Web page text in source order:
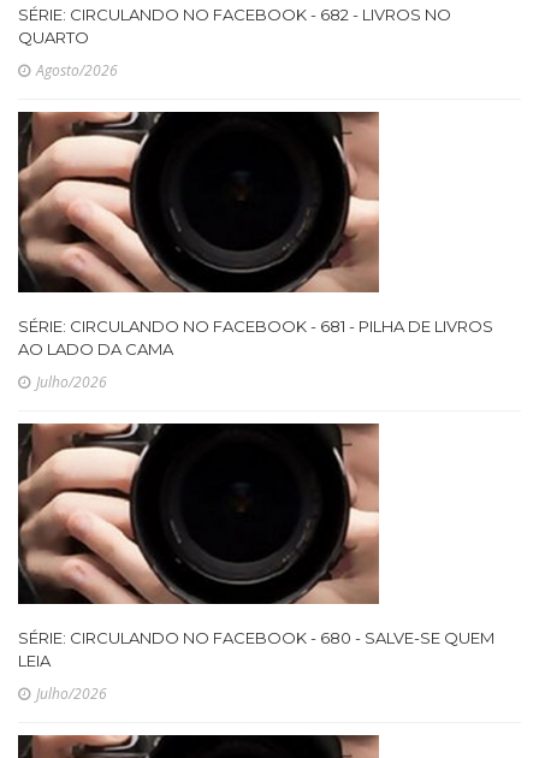
SÉRIE: CIRCULANDO NO FACEBOOK - 682 - LIVROS NO
QUARTO
Agosto/2026
SÉRIE: CIRCULANDO NO FACEBOOK - 681 - PILHA DE LIVROS
AO LADO DA CAMA
Julho/2026
SÉRIE: CIRCULANDO NO FACEBOOK - 680 - SALVE-SE QUEM
LEIA
Julho/2026